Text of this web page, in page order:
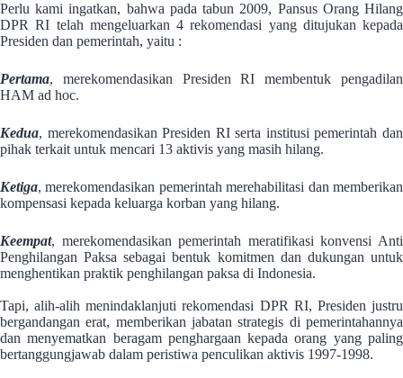
Perlu kami ingatkan, bahwa pada tabun 2009, Pansus Orang Hilang
DPR RI telah mengeluarkan 4 rekomendasi yang ditujukan kepada
Presiden dan pemerintah, yaitu :
Pertama, merekomendasikan Presiden RI membentuk pengadilan
HAM ad hoc.
Kedua, merekomendasikan Presiden RI serta institusi pemerintah dan
pihak terkait untuk mencari 13 aktivis yang masih hilang.
Ketiga, merekomendasikan pemerintah merehabilitasi dan memberikan
kompensasi kepada keluarga korban yang hilang.
Keempat, merekomendasikan pemerintah meratifikasi konvensi Anti
Penghilangan Paksa sebagai bentuk komitmen dan dukungan untuk
menghentikan praktik penghilangan paksa di Indonesia.
Tapi, alih-alih menindaklanjuti rekomendasi DPR RI, Presiden justru
bergandangan erat, memberikan jabatan strategis di pemerintahannya
dan menyematkan beragam penghargaan kepada orang yang paling
bertanggungjawab dalam peristiwa penculikan aktivis 1997-1998.